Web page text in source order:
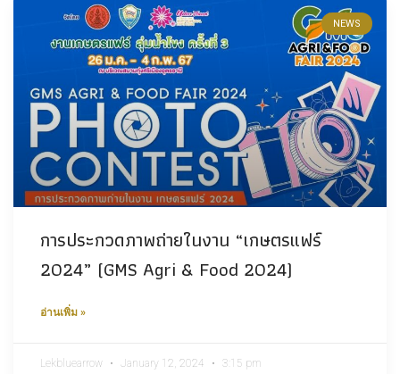
NEWS
การประกวดภาพถ่ายในงาน “เกษตรแฟร์
2024” (GMS Agri & Food 2024)
อ่านเพิ่ม »
Lekbluearrow January 12, 2024 3:15 pm